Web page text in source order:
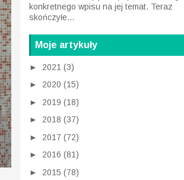
konkretnego wpisu na jej temat. Teraz
skończyłe...
Moje artykuły
► 2021 (3)
► 2020 (15)
► 2019 (18)
► 2018 (37)
► 2017 (72)
► 2016 (81)
► 2015 (78)